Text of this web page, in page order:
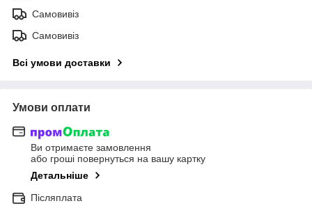
Самовивіз
Самовивіз
Всі умови доставки
Умови оплати
Ви отримаєте замовлення
або гроші повернуться на вашу картку
Детальніше
Післяплата